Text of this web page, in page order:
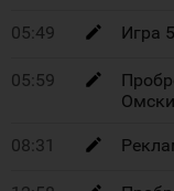
05:49 Игра
05:59
08:31